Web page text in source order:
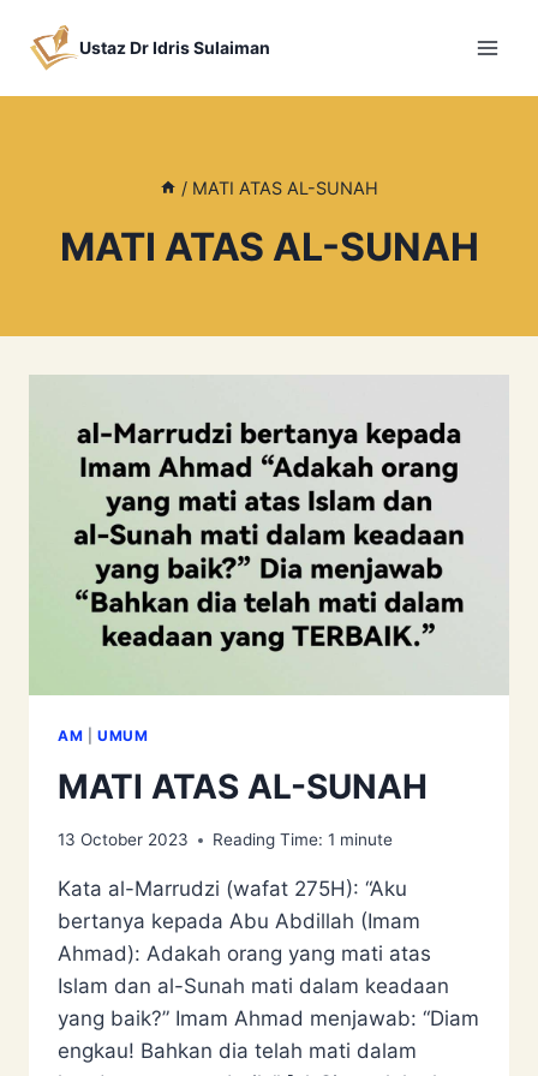
Ustaz Dr Idris Sulaiman
/ MATI ATAS AL-SUNAH
MATI ATAS AL-SUNAH
AM UMUM
MATI ATAS AL-SUNAH
13 October 2023 Reading Time: 1 minute
Kata al-Marrudzi (wafat 275H): “Aku
bertanya kepada Abu Abdillah (Imam
Ahmad): Adakah orang yang mati atas
Islam dan al-Sunah mati dalam keadaan
yang baik?” Imam Ahmad menjawab: “Diam
engkau! Bahkan dia telah mati dalam